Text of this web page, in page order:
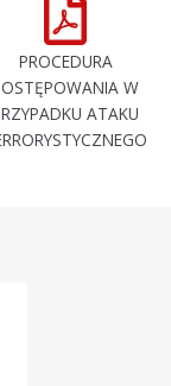
PROCEDURA
W
ATAKU